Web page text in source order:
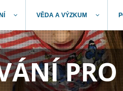
VĚDA A VÝZKUM
PRO